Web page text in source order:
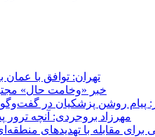
تهران: توافق با
خبر «وخامت حال»
مهرزاد بروجردی: آنچه ترور
برای مقابله با تهدیدهای